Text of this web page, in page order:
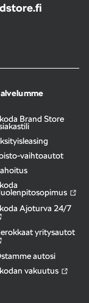
Brand Store
vaihtoautot
Ajoturva 24/7
yritysautot
autosi
vakuutus